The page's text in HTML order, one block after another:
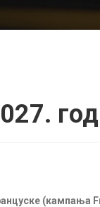
(кампања